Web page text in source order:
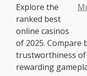
Explore the
ranked best
online casinos
of 2025. Compare
trustworthiness
rewarding